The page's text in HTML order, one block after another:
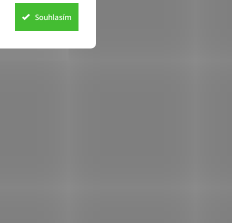
Souhlasím